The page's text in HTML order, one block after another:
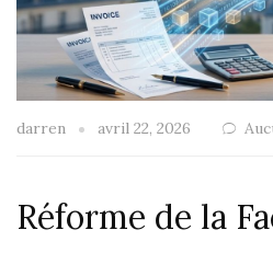
darren avril 22, 2026
Réforme de la